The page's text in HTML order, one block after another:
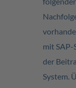
mit
der
System.